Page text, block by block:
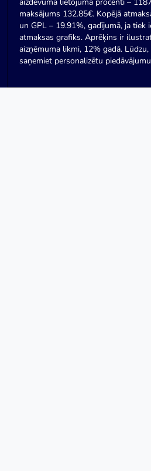
maksājums 132.85€. Kopējā
un GPL – 19.91%, gadījumā, ja tiek
atmaksas grafiks. Aprēķins ir
aizņēmuma likmi, 12% gadā.
saņemiet personalizētu